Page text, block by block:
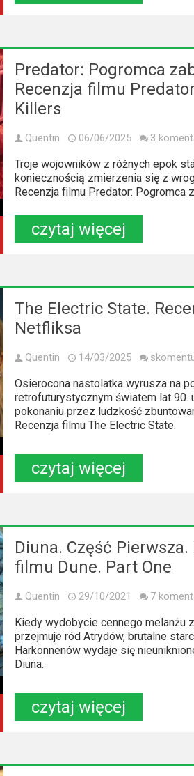
Predator: Pogromca
Recenzja filmu
Killers
Quentin 06/06/2025 3
Troje wojowników z różnych epok
koniecznością zmierzenia się z
Recenzja filmu Predator: Pogromca
czytaj więcej
The Electric State.
Netfliksa
Quentin 14/03/2025
Osierocona nastolatka wyrusza na
retrofuturystycznym światem lat 90.
pokonaniu przez ludzkość
Recenzja filmu The Electric State.
czytaj więcej
Diuna. Część Pierwsza.
filmu Dune. Part One
Quentin 29/10/2021 7
Kiedy wydobycie cennego melanżu
przejmuje ród Atrydów, brutalne
Harkonnenów wydaje się
Diuna.
czytaj więcej